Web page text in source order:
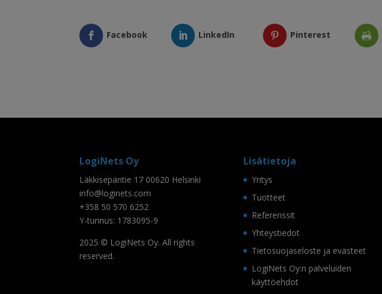
Facebook LinkedIn Pinterest
LogiNets Oy
Läkkisepäntie 17 00620 Helsinki
info@loginets.com
+358 50 570 6252
Y-tunnus: 1783095-9
2025 © LogiNets Oy. All rights
reserved.
Lisätietoja
Yritys
Tuotteet
Referenssit
Yhteystiedot
Tietosuojaseloste ja evästeet
LogiNets Oy:n palveluiden
käyttöehdot